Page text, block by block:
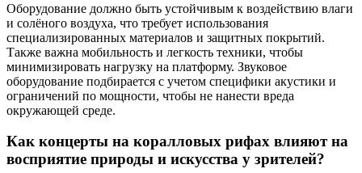
Оборудование должно быть устойчивым к воздействию влаги
и солёного воздуха, что требует использования
специализированных материалов и защитных покрытий.
Также важна мобильность и легкость техники, чтобы
минимизировать нагрузку на платформу. Звуковое
оборудование подбирается с учетом специфики акустики и
ограничений по мощности, чтобы не нанести вреда
окружающей среде.
Как концерты на коралловых рифах влияют на
восприятие природы и искусства у зрителей?